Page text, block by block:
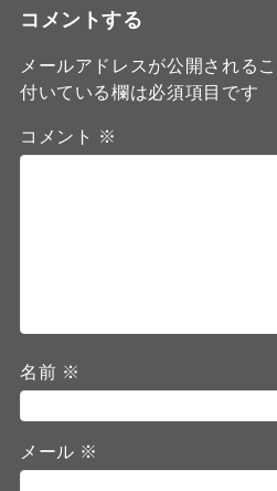
コメントする
メールアドレスが公開される
付いている欄は必須項目です
コメント ※
名前 ※
メール ※